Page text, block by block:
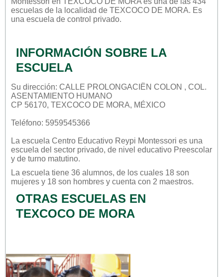
escuelas de la localidad de TEXCOCO DE MORA. Es
una escuela de control privado.
INFORMACIÓN SOBRE LA
ESCUELA
Su dirección: CALLE PROLONGACIËN COLON , COL.
ASENTAMIENTO HUMANO
CP 56170, TEXCOCO DE MORA, MÉXICO
Teléfono: 5959545366
La escuela Centro Educativo Reypi Montessori es una
escuela del sector privado, de nivel educativo Preescolar
y de turno matutino.
La escuela tiene 36 alumnos, de los cuales 18 son
mujeres y 18 son hombres y cuenta con 2 maestros.
OTRAS ESCUELAS EN
TEXCOCO DE MORA